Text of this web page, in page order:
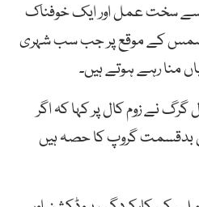
سخت عمل اور ایک خوفناک
کرسمس کے موقع پر جب سب شہری
منا رہے ہوتے ہیں۔
نے زوم کال پر کہا کہ اگر
بدقسمت گروپ کا حصہ ہیں